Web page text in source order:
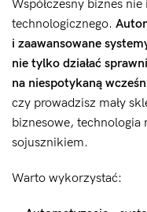
Współczesny biznes
technologicznego.
i zaawansowane
nie tylko działać
na niespotykaną
czy prowadzisz mały
biznesowe,
sojusznikiem.
Warto wykorzystać: